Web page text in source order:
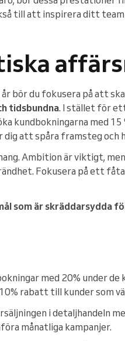
till att inspirera ditt
bör du fokusera på att
tidsbundna. I stället för
kundbokningarna med 15
dig att spåra framsteg och
Ambition är viktigt,
Fokusera på ett
som är skräddarsydda
med 20% under de
rabatt till kunder som
i detaljhandeln
månatliga kampanjer.